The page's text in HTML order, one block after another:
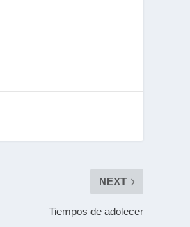
NEXT
Tiempos de adolecer